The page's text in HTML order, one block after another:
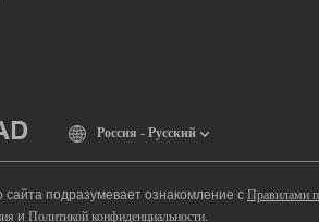
Россия - Русский
сайта подразумевает ознакомление с Правилами
и Политикой конфиденциальности.